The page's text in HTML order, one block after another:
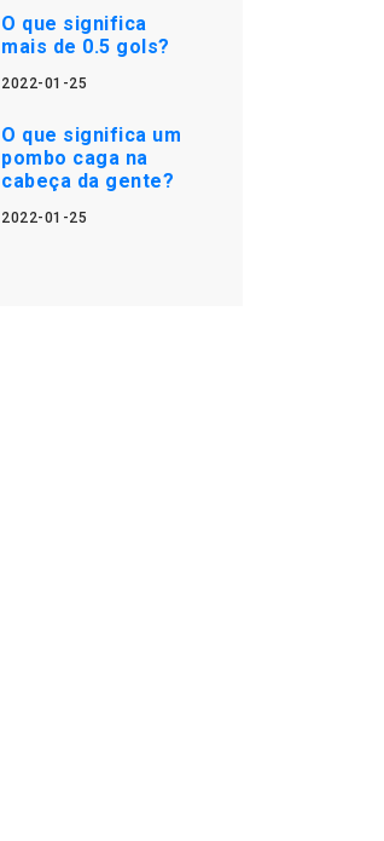
O que significa
mais de 0.5 gols?
2022-01-25
O que significa um
pombo caga na
cabeça da gente?
2022-01-25